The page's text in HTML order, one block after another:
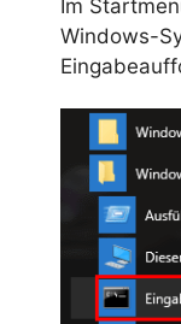
Im
Windows-